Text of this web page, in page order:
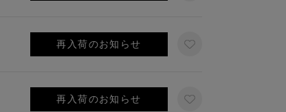
再入荷のお知らせ
再入荷のお知らせ